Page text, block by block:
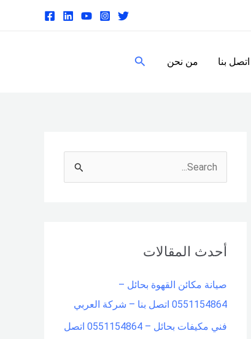
اتصل بنا من نحن البحث
c
f
o
r
أحدث المقالات
صيانة مكائن القهوة بحائل –
0551154864 اتصل بنا – شركة العربي
فني مكيفات بحائل – 0551154864 اتصل